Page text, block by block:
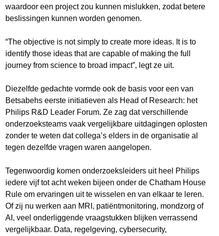
waardoor een project zou kunnen mislukken, zodat betere
beslissingen kunnen worden genomen.
“The objective is not simply to create more ideas. It is to
identify those ideas that are capable of making the full
journey from science to broad impact”, legt ze uit.
Diezelfde gedachte vormde ook de basis voor een van
Betsabehs eerste initiatieven als Head of Research: het
Philips R&D Leader Forum. Ze zag dat verschillende
onderzoeksteams vaak vergelijkbare uitdagingen oplosten
zonder te weten dat collega’s elders in de organisatie al
tegen dezelfde vragen waren aangelopen.
Tegenwoordig komen onderzoeksleiders uit heel Philips
iedere vijf tot acht weken bijeen onder de Chatham House
Rule om ervaringen uit te wisselen en van elkaar te leren.
Of zij nu werken aan MRI, patiëntmonitoring, mondzorg of
AI, veel onderliggende vraagstukken blijken verrassend
vergelijkbaar. Data, regelgeving, cybersecurity,